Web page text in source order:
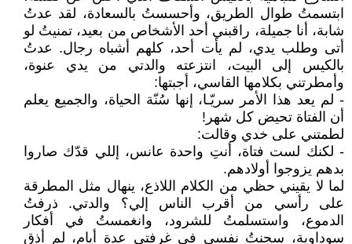
ابتسمتُ طوال الطريق، وأحسستُ بالسعادة، لقد عدتُ
شابة، أنا جميلة، راقبني أحد الأشخاص من بعيد، تمنيتُ لو
أتى وطلب يدي، لم يأت أحد، كلهم أشباه رجال. عدتُ
بالكيس إلى البيت، انتزعته والدتي من يدي عنوة،
وأمطرتني بكلامها القاسي، أجبتها:
- لم يعد هذا الأمر سريّـا، إنها سُنّة الحياة، والجميع يعلم
أن الفتاة تحيض كل شهر!
لطمتني على خدي وقالت:
- لكنك لست فتاة، أنتِ واحدة عانس، إللي قدّك صاروا
بدهم يزوجوا أولادهم.
لما لا يقيني حظي من الكلام اللاذع، ينهال مثل المطرقة
على رأسي من أقرب الناس إلي؟ والدتي. ذرفتُ
الدموع، واستسلمتُ للشرود، وانغمستُ في أفكار
سوداوية، سجنتُ نفسي في غرفتي عدة أيام، لم أذق